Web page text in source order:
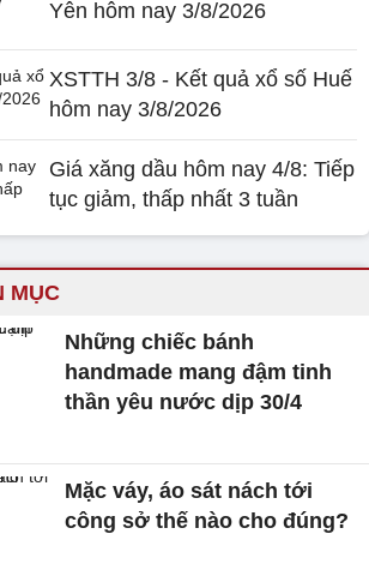
Yên hôm nay 3/8/2026
XSTTH 3/8 - Kết quả xổ số Huế
hôm nay 3/8/2026
Giá xăng dầu hôm nay 4/8: Tiếp
tục giảm, thấp nhất 3 tuần
MỤC
Những chiếc bánh
handmade mang đậm tinh
thần yêu nước dịp 30/4
Mặc váy, áo sát nách tới
công sở thế nào cho đúng?